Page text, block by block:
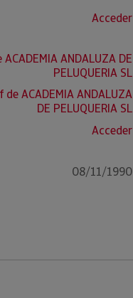
Acceder
ANDALUZA DE
PELUQUERIA SL
ACADEMIA ANDALUZA
DE PELUQUERIA SL
Acceder
08/11/1990